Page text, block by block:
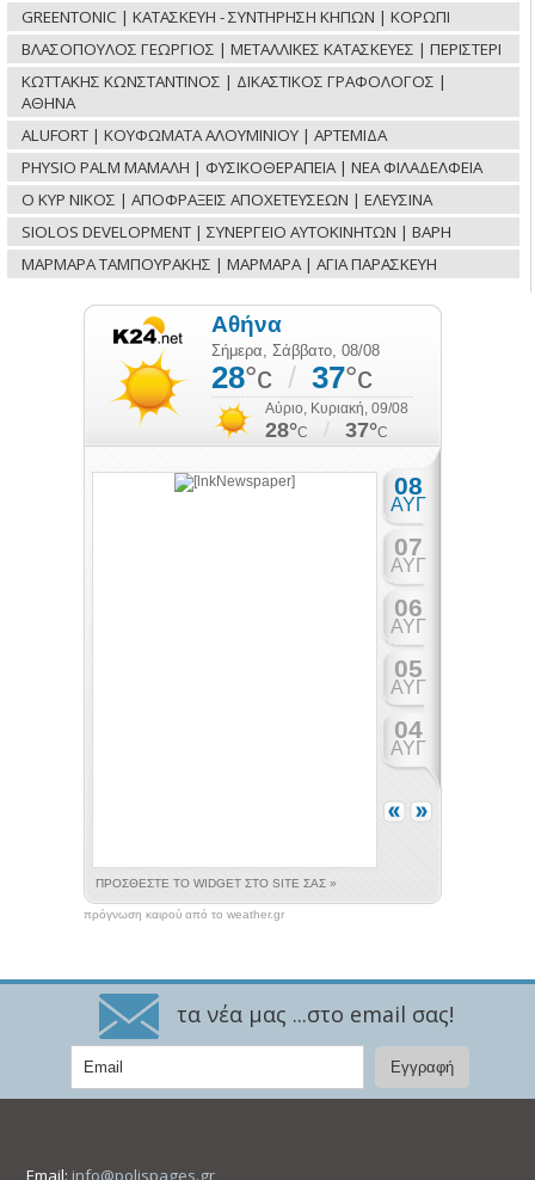
GREENTONIC | ΚΑΤΑΣΚΕΥΗ - ΣΥΝΤΗΡΗΣΗ ΚΗΠΩΝ | ΚΟΡΩΠΙ
ΒΛΑΣΟΠΟΥΛΟΣ ΓΕΩΡΓΙΟΣ | ΜΕΤΑΛΛΙΚΕΣ ΚΑΤΑΣΚΕΥΕΣ | ΠΕΡΙΣΤΕΡΙ
ΚΩΤΤΑΚΗΣ ΚΩΝΣΤΑΝΤΙΝΟΣ | ΔΙΚΑΣΤΙΚΟΣ ΓΡΑΦΟΛΟΓΟΣ |
ΑΘΗΝΑ
ALUFORT | ΚΟΥΦΩΜΑΤΑ ΑΛΟΥΜΙΝΙΟΥ | ΑΡΤΕΜΙΔΑ
PHYSIO PALM ΜΑΜΑΛΗ | ΦΥΣΙΚΟΘΕΡΑΠΕΙΑ | ΝΕΑ ΦΙΛΑΔΕΛΦΕΙΑ
Ο ΚΥΡ ΝΙΚΟΣ | ΑΠΟΦΡΑΞΕΙΣ ΑΠΟΧΕΤΕΥΣΕΩΝ | ΕΛΕΥΣΙΝΑ
SIOLOS DEVELOPMENT | ΣΥΝΕΡΓΕΙΟ ΑΥΤΟΚΙΝΗΤΩΝ | ΒΑΡΗ
ΜΑΡΜΑΡΑ ΤΑΜΠΟΥΡΑΚΗΣ | ΜΑΡΜΑΡΑ | ΑΓΙΑ ΠΑΡΑΣΚΕΥΗ
πρόγνωση καιρού από το weather.gr
τα νέα μας ...στο email σας!
Email: info@polispages.gr